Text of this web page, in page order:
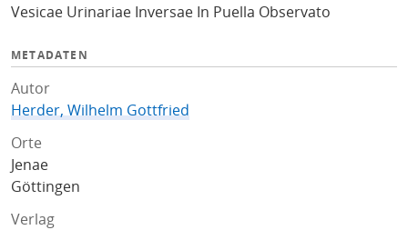
o
Vesicae Urinariae Inversae In Puella Observato
METADATEN
Autor
Herder, Wilhelm Gottfried
Orte
Jenae
Göttingen
Verlag